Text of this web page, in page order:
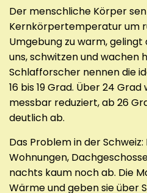
Der menschliche Körper
Kernkörpertemperatur um
Umgebung zu warm, gelingt
uns, schwitzen und wachen
Schlafforscher nennen die
16 bis 19 Grad. Über 24
messbar reduziert, ab 26
deutlich ab.
Das Problem in der
Wohnungen,
nachts kaum noch ab. Die
Wärme und geben sie über